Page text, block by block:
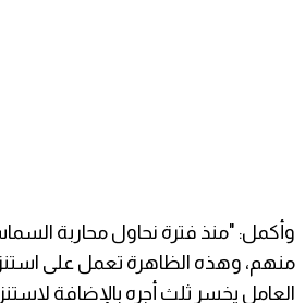
وأكمل: "منذ فترة نحاول محاربة
منهم، وهذه الظاهرة تعمل على
العامل يخسر ثلث أجره بالإضافة